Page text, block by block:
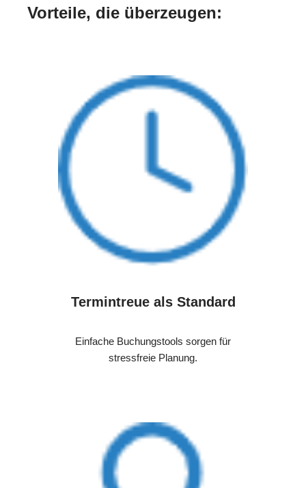
Vorteile, die überzeugen:
Termintreue als Standard
Einfache Buchungstools sorgen für
stressfreie Planung.